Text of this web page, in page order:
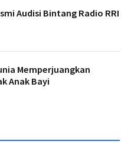
Audisi Bintang Radio RRI
Memperjuangkan
Anak Bayi